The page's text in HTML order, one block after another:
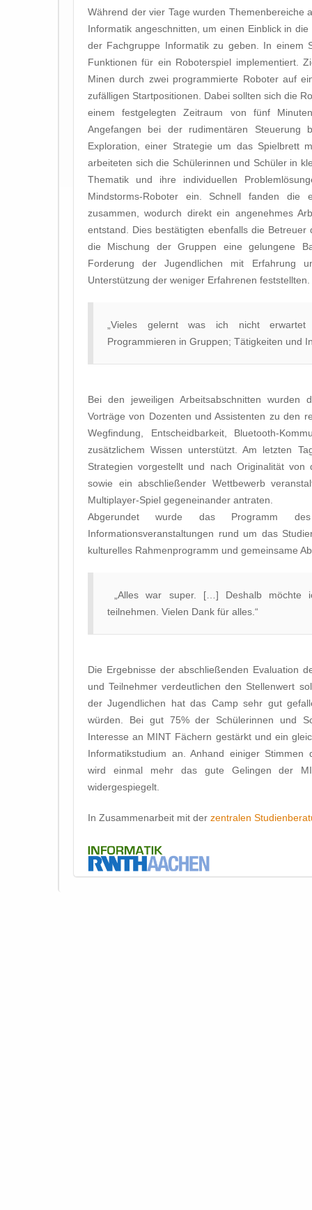
Während der vier Tage wurden Themenbereiche
Informatik angeschnitten, um einen Einblick in
der Fachgruppe Informatik zu geben. In einem
Funktionen für ein Roboterspiel implementiert.
Minen durch zwei programmierte Roboter auf
zufälligen Startpositionen. Dabei sollten sich die
einem festgelegten Zeitraum von fünf
Angefangen bei der rudimentären
Exploration, einer Strategie um das Spielbrett
arbeiteten sich die Schülerinnen und Schüler in
Thematik und ihre individuellen
Mindstorms-Roboter ein. Schnell fanden die
zusammen, wodurch direkt ein angenehmes
entstand. Dies bestätigten ebenfalls die
die Mischung der Gruppen eine gelungene
Forderung der Jugendlichen mit Erfahrung
Unterstützung der weniger Erfahrenen feststellten.
„Vieles gelernt was ich nicht
Programmieren in Gruppen; Tätigkeiten und
Bei den jeweiligen Arbeitsabschnitten wurden
Vorträge von Dozenten und Assistenten zu den
Wegfindung, Entscheidbarkeit, Bluetooth-
zusätzlichem Wissen unterstützt. Am letzten
Strategien vorgestellt und nach Originalität von
sowie ein abschließender Wettbewerb
Multiplayer-Spiel gegeneinander antraten.
Abgerundet wurde das Programm
Informationsveranstaltungen rund um das
kulturelles Rahmenprogramm und gemeinsame
„Alles war super. […] Deshalb möchte
teilnehmen. Vielen Dank für alles.“
Die Ergebnisse der abschließenden Evaluation
und Teilnehmer verdeutlichen den Stellenwert
der Jugendlichen hat das Camp sehr gut
würden. Bei gut 75% der Schülerinnen und
Interesse an MINT Fächern gestärkt und ein
Informatikstudium an. Anhand einiger Stimmen
wird einmal mehr das gute Gelingen der
widergespiegelt.
In Zusammenarbeit mit der zentralen